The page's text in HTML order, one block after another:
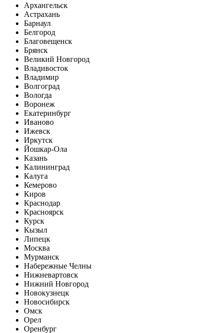
Архангельск
Астрахань
Барнаул
Белгород
Благовещенск
Брянск
Великий Новгород
Владивосток
Владимир
Волгоград
Вологда
Воронеж
Екатеринбург
Иваново
Ижевск
Иркутск
Йошкар-Ола
Казань
Калининград
Калуга
Кемерово
Киров
Краснодар
Красноярск
Курск
Кызыл
Липецк
Москва
Мурманск
Набережные Челны
Нижневартовск
Нижний Новгород
Новокузнецк
Новосибирск
Омск
Орел
Оренбург